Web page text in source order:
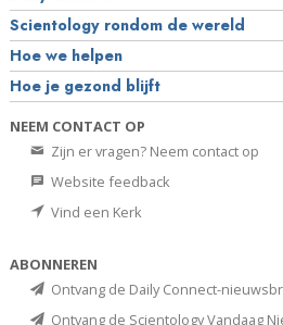
Scientology rondom de wereld
Hoe we helpen
Hoe je gezond blijft
NEEM CONTACT OP
Zijn er vragen? Neem contact op
Website feedback
Vind een Kerk
ABONNEREN
Ontvang de Daily Connect-
Ontvang de Scientology Vandaag